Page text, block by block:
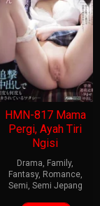
HMN-817 Mama
Pergi, Ayah Tiri
Ngisi
Drama, Family,
Fantasy, Romance,
Semi, Semi Jepang